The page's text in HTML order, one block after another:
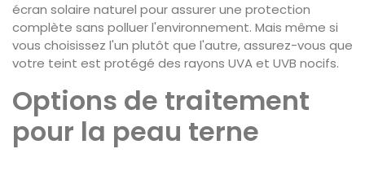
écran solaire naturel pour assurer une protection
complète sans polluer l'environnement. Mais même si
vous choisissez l'un plutôt que l'autre, assurez-vous que
votre teint est protégé des rayons UVA et UVB nocifs.
Options de traitement
pour la peau terne